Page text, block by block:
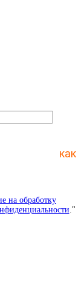
как
на обработку
."